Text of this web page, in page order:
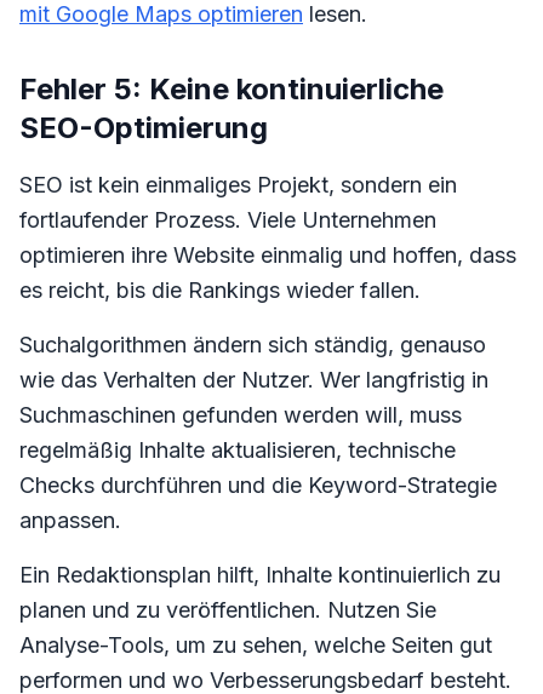
mit Google Maps optimieren lesen.
Fehler 5: Keine kontinuierliche
SEO-Optimierung
SEO ist kein einmaliges Projekt, sondern ein
fortlaufender Prozess. Viele Unternehmen
optimieren ihre Website einmalig und hoffen, dass
es reicht, bis die Rankings wieder fallen.
Suchalgorithmen ändern sich ständig, genauso
wie das Verhalten der Nutzer. Wer langfristig in
Suchmaschinen gefunden werden will, muss
regelmäßig Inhalte aktualisieren, technische
Checks durchführen und die Keyword-Strategie
anpassen.
Ein Redaktionsplan hilft, Inhalte kontinuierlich zu
planen und zu veröffentlichen. Nutzen Sie
Analyse-Tools, um zu sehen, welche Seiten gut
performen und wo Verbesserungsbedarf besteht.